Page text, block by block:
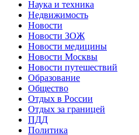
Наука и техника
Недвижимость
Новости
Новости ЗОЖ
Новости медицины
Новости Москвы
Новости путешествий
Образование
Общество
Отдых в России
Отдых за границей
ПДД
Политика